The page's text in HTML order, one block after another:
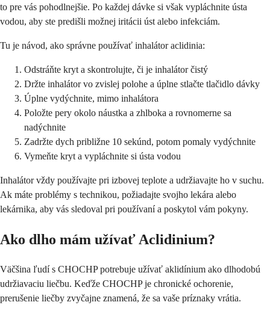
to pre vás pohodlnejšie. Po každej dávke si však vypláchnite ústa
vodou, aby ste predišli možnej iritácii úst alebo infekciám.
Tu je návod, ako správne používať inhalátor aclidinia:
Odstráňte kryt a skontrolujte, či je inhalátor čistý
Držte inhalátor vo zvislej polohe a úplne stlačte tlačidlo dávky
Úplne vydýchnite, mimo inhalátora
Položte pery okolo náustka a zhlboka a rovnomerne sa
nadýchnite
Zadržte dych približne 10 sekúnd, potom pomaly vydýchnite
Vymeňte kryt a vypláchnite si ústa vodou
Inhalátor vždy používajte pri izbovej teplote a udržiavajte ho v suchu.
Ak máte problémy s technikou, požiadajte svojho lekára alebo
lekárnika, aby vás sledoval pri používaní a poskytol vám pokyny.
Ako dlho mám užívať Aclidinium?
Väčšina ľudí s CHOCHP potrebuje užívať aklidínium ako dlhodobú
udržiavaciu liečbu. Keďže CHOCHP je chronické ochorenie,
prerušenie liečby zvyčajne znamená, že sa vaše príznaky vrátia.